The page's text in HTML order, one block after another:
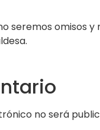
seremos omisos
no será